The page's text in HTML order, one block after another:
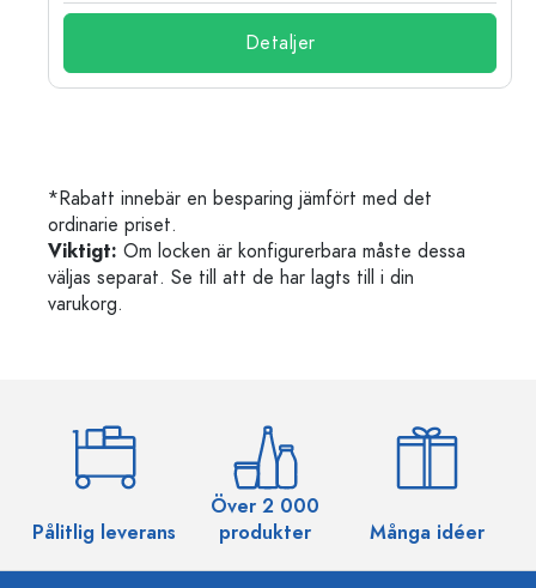
Detaljer
*Rabatt innebär en besparing jämfört med det
ordinarie priset.
Viktigt: Om locken är konfigurerbara måste dessa
väljas separat. Se till att de har lagts till i din
varukorg.
Pålitlig leverans
Över 2 000
produkter
Många idéer